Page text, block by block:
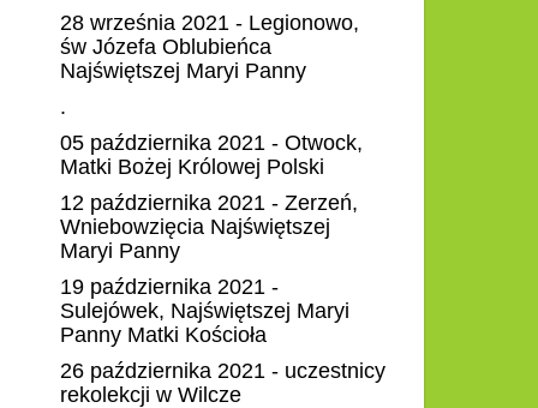
28 września 2021 - Legionowo,
św Józefa Oblubieńca
Najświętszej Maryi Panny
.
05 października 2021 - Otwock,
Matki Bożej Królowej Polski
12 października 2021 - Zerzeń,
Wniebowzięcia Najświętszej
Maryi Panny
19 października 2021 -
Sulejówek, Najświętszej Maryi
Panny Matki Kościoła
26 października 2021 - uczestnicy
rekolekcji w Wilcze